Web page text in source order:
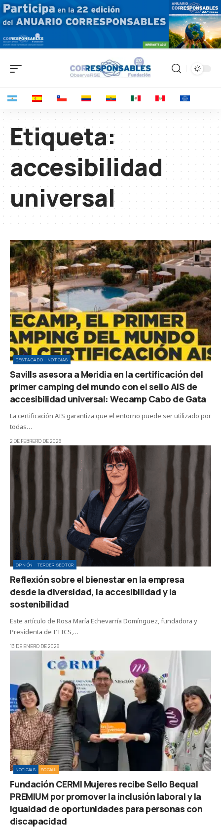
Etiqueta:
accesibilidad
universal
DESTACADO NOTICIAS
Savills asesora a Meridia en la certificación del
primer camping del mundo con el sello AIS de
accesibilidad universal: Wecamp Cabo de Gata
La certificación AIS garantiza que el entorno puede ser utilizado por
todas…
2 DE FEBRERO DE 2026
OPINIÓN TERCER SECTOR
Reflexión sobre el bienestar en la empresa
desde la diversidad, la accesibilidad y la
sostenibilidad
Este artículo de Rosa María Echevarría Domínguez, fundadora y
Presidenta de I’TICS,…
13 DE ENERO DE 2026
NOTICIAS SOCIAL
Fundación CERMI Mujeres recibe Sello Bequal
PREMIUM por promover la inclusión laboral y la
igualdad de oportunidades para personas con
discapacidad